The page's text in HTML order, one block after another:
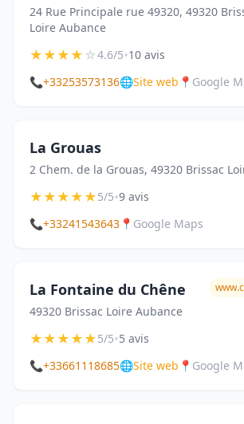
24 Rue Principale rue 49320, 49320
Loire Aubance
★★★★☆4.6/5•10 avis
📞+33253573136🌐Site web 📍 Google
La Grouas
2 Chem. de la Grouas, 49320 Brissac
★★★★★5/5•9 avis
📞+33241543643 📍 Google Maps
La Fontaine du Chêne
49320 Brissac Loire Aubance
★★★★★5/5•5 avis
📞+33661118685🌐Site web 📍 Google